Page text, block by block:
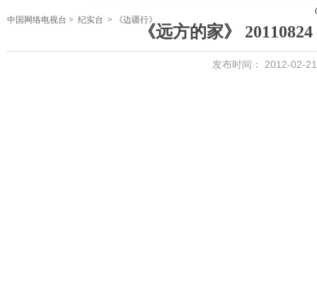
中国网络电视台 > 纪实台 > 《边疆行》
《远方的家》
发布时间： 2012-02-